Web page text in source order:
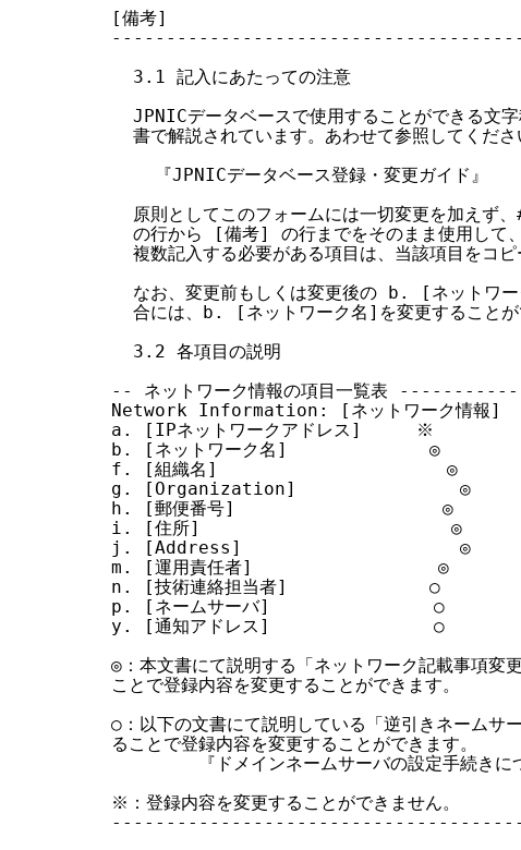
[備考]
  3.1 記入にあたっての注意
JPNICデータベースで使用することができる文
書で解説されています。あわせて参照してくださ
    『JPNICデータベース登録・変更ガイド』
原則としてこのフォームには一切変更を加え
の行から [備考] の行までをそのまま使用して
複数記入する必要がある項目は、当該項目をコピ
なお、変更前もしくは変更後の b. [ネット
合には、b. [ネットワーク名]を変更することが
  3.2 各項目の説明
-- ネットワーク情報の項目一覧表
Network Information: [ネットワーク情報]
a. [IPネットワークアドレス]     ※
b. [ネットワーク名]             ◎
f. [組織名]                     ◎
g. [Organization]               ◎
h. [郵便番号]                   ◎
i. [住所]                       ◎
j. [Address]                    ◎
m. [運用責任者]                 ◎
n. [技術連絡担当者]             ○
p. [ネームサーバ]               ○
y. [通知アドレス]               ○
◎：本文書にて説明する「ネットワーク記載事項変
ことで登録内容を変更することができます。
○：以下の文書にて説明している「逆引きネームサ
ることで登録内容を変更することができます。
『ドメインネームサーバの設定手続きに
※：登録内容を変更することができません。